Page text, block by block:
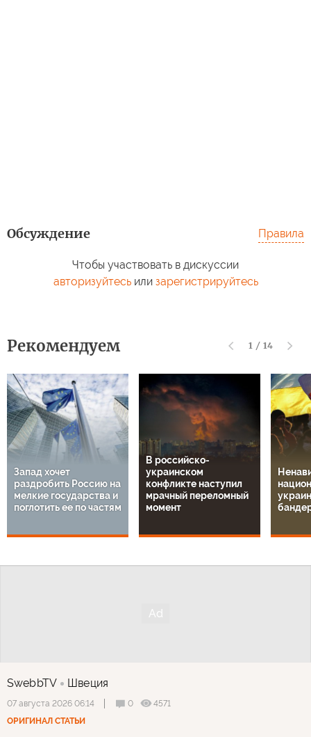
Обсуждение Правила
Чтобы участвовать в дискуссии
авторизуйтесьили зарегистрируйтесь
Рекомендуем 1 / 14
Запад хочет
раздробить Россию на
мелкие государства и
поглотить ее по частям
В российско-
украинском
конфликте наступил
мрачный переломный
момент
SwebbTV Швеция
07 августа 2026 06:14 0
4571
ОРИГИНАЛ СТАТЬИ